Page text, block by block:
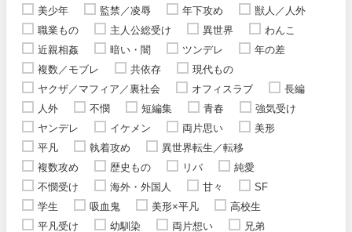
美少年
監禁／凌辱 年下攻め
獣人／人外
職業もの
主人公総受け 異世界
わんこ
近親相姦
暗い・闇 ツンデレ
年の差
複数／モブレ
共依存
現代もの
ヤクザ／マフィア／裏社会
オフィスラブ
長編
人外
不憫 短編集 青春
強気受け
ヤンデレ
イケメン 両片思い
美形
平凡
執着攻め
異世界転生／転移
複数攻め
歴史もの リバ
純愛
不憫受け
海外・外国人 甘々
SF
学生
吸血鬼 美形×平凡
高校生
平凡受け
幼馴染 両片想い
兄弟